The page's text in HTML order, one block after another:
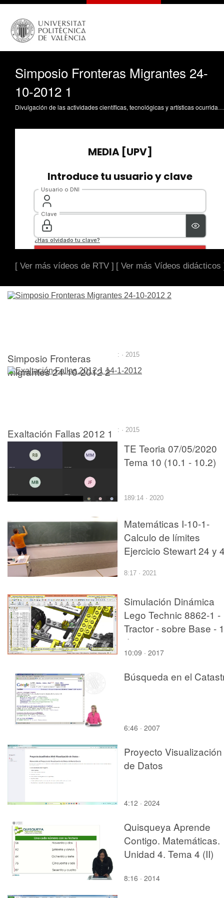
Simposio Fronteras Migrantes 24-
10-2012 1
Divulgación de las actividades científicas, tecnológicas y artísticas ocurridas en los tres campus de la UPV
[ Ver más vídeos de RTV ] [ Ver más Vídeos didácticos
Simposio Fronteras
Migrantes 24-10-2012 2
: · 2015
Exaltación Fallas 2012 1
14-1-2012
: · 2015
TE Teoria 07/05/2020
Tema 10 (10.1 - 10.2)
189:14 · 2020
Matemáticas I-10-1-
Calculo de límites
Ejercicio Stewart 24 y
8:17 · 2021
Simulación Dinámica
Lego Technic 8862-1 -
Tractor - sobre Base -
de 27
10:09 · 2017
Búsqueda en el
6:46 · 2007
Proyecto Visualización
de Datos
4:12 · 2024
Quisqueya Aprende
Contigo. Matemáticas.
Unidad 4. Tema 4 (II)
8:16 · 2014